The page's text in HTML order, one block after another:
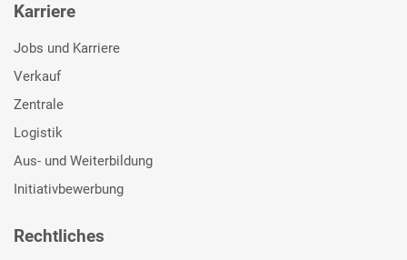
Karriere
Jobs und Karriere
Verkauf
Zentrale
Logistik
Aus- und Weiterbildung
Initiativbewerbung
Rechtliches